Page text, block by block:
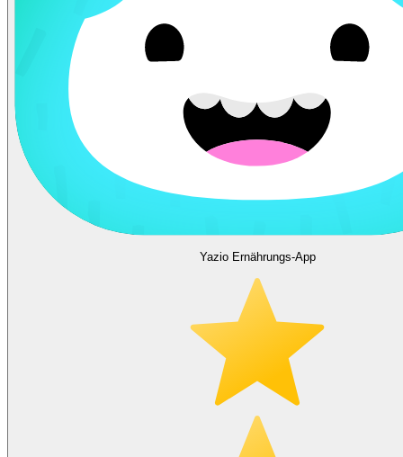
Yazio Ernährungs-App